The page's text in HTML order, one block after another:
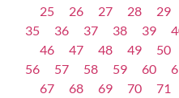
25
26 27 28 29
35
36 37 38 39
46
47 48 49 50
56
57 58 59 60
67
68 69 70 71